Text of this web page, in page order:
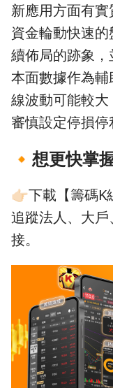
新應用方面有
資金輪動快速
續佈局的跡象
本面數據作為
線波動可能較
審慎設定停損停
🔸 想更快掌
👉🏻下載【籌碼
追蹤法人、大
接。